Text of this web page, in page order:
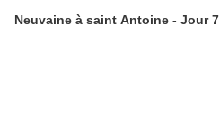
Neuvaine à saint Antoine - Jour 7